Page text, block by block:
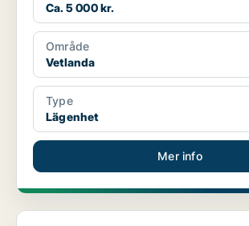
Ca. 5 000 kr.
Område
Vetlanda
Type
Lägenhet
Mer info
Lägenhet i Vetlanda